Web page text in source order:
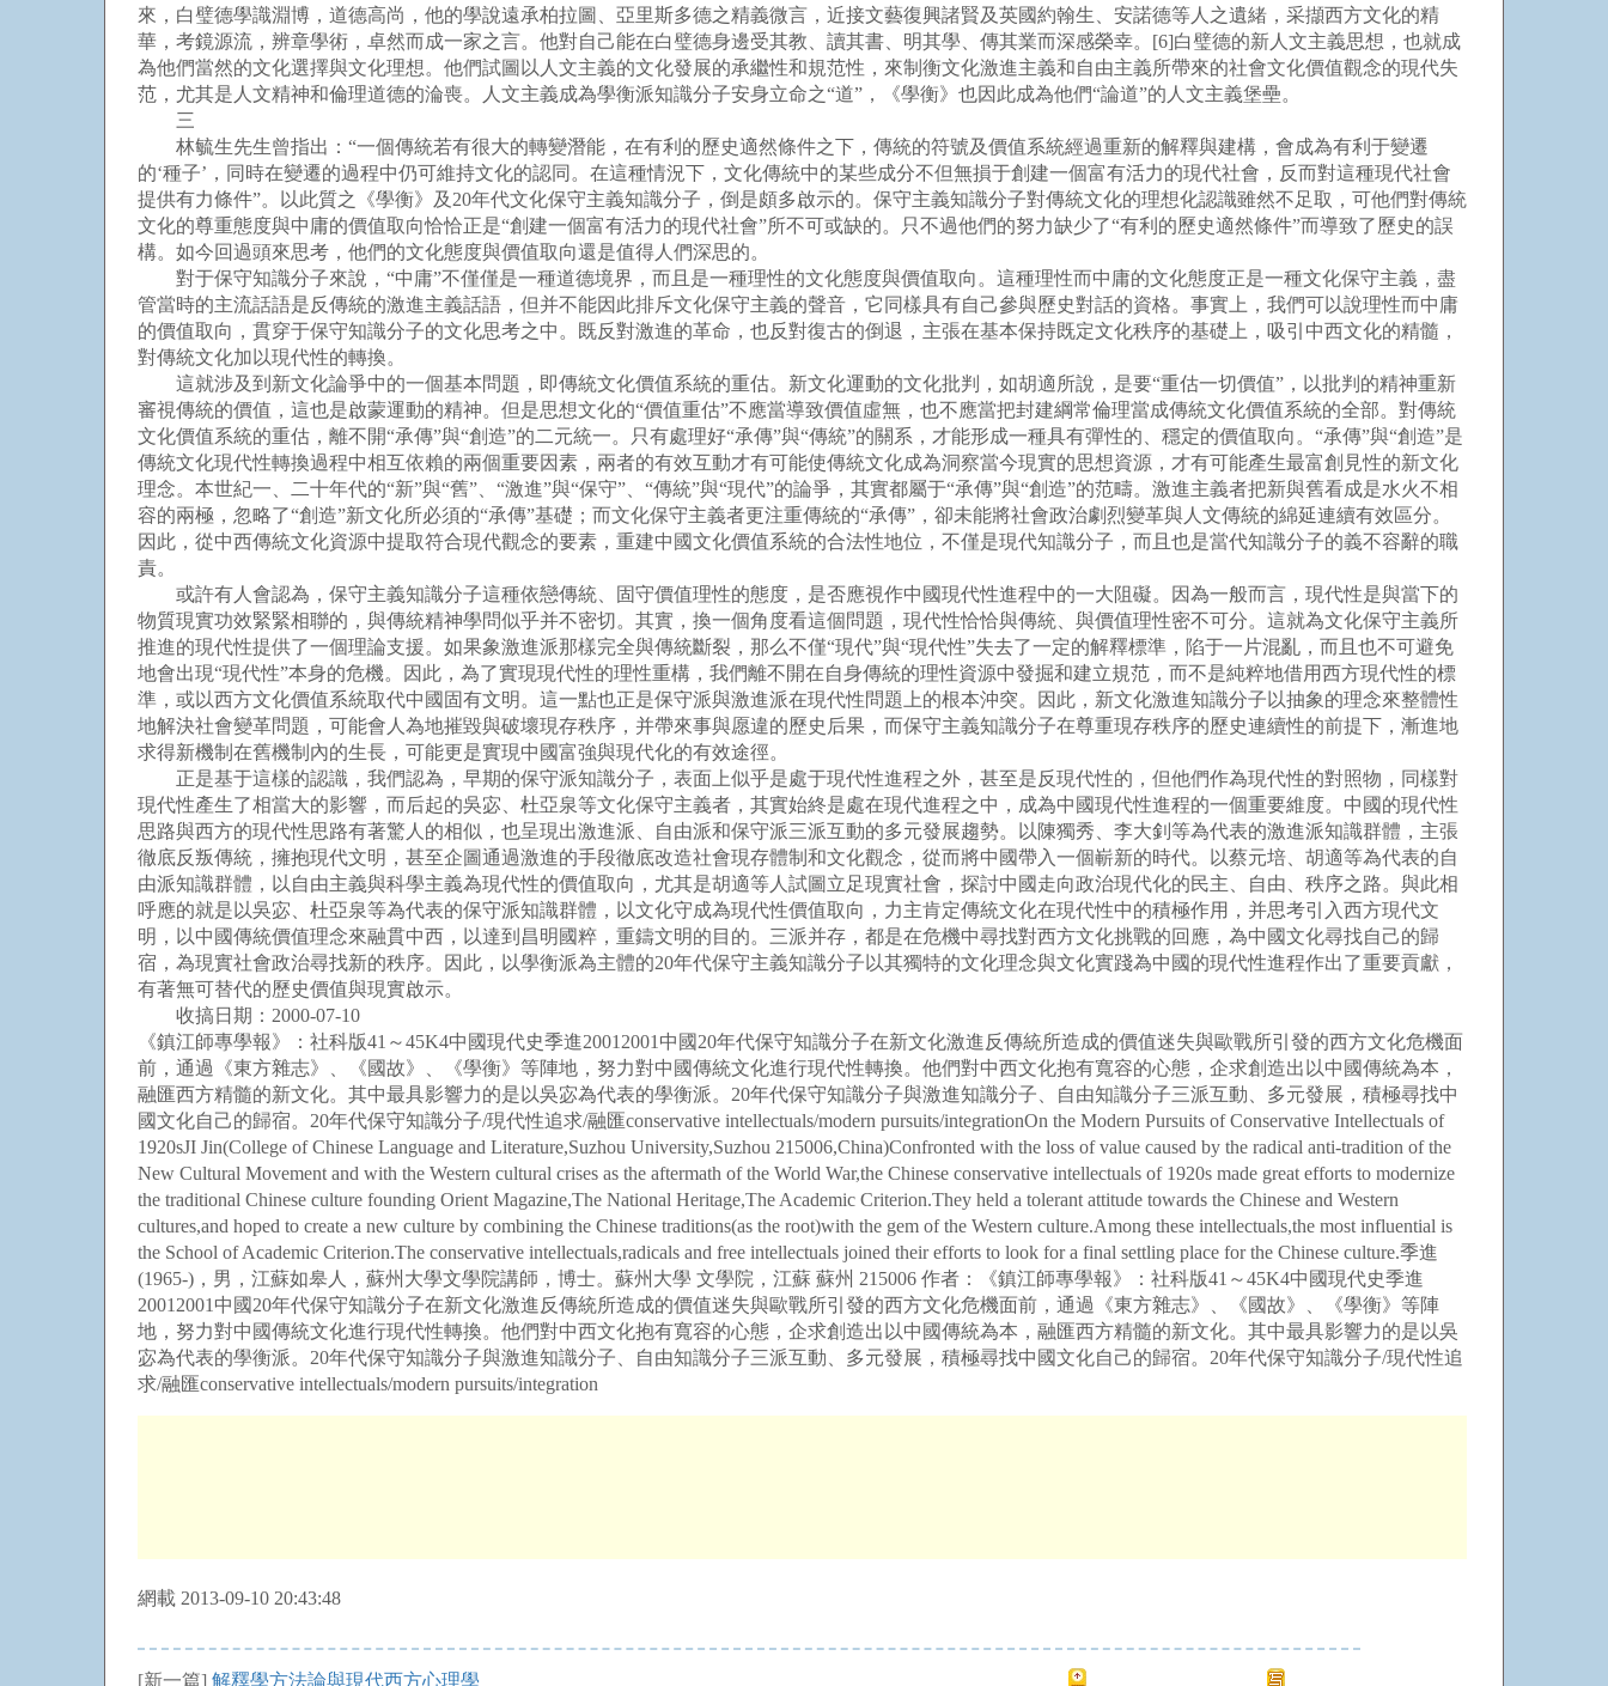
來，白璧德學識淵博，道德高尚，他的學說遠承柏拉圖、亞里斯多德之精義微言，近接文藝復興諸賢及英國約翰生、安諾德等人之遺緒，采擷西方文化的精
華，考鏡源流，辨章學術，卓然而成一家之言。他對自己能在白璧德身邊受其教、讀其書、明其學、傳其業而深感榮幸。[6]白璧德的新人文主義思想，也就成
為他們當然的文化選擇與文化理想。他們試圖以人文主義的文化發展的承繼性和規范性，來制衡文化激進主義和自由主義所帶來的社會文化價值觀念的現代失
范，尤其是人文精神和倫理道德的淪喪。人文主義成為學衡派知識分子安身立命之“道”，《學衡》也因此成為他們“論道”的人文主義堡壘。
三
林毓生先生曾指出：“一個傳統若有很大的轉變潛能，在有利的歷史適然條件之下，傳統的符號及價值系統經過重新的解釋與建構，會成為有利于變遷
的‘種子’，同時在變遷的過程中仍可維持文化的認同。在這種情況下，文化傳統中的某些成分不但無損于創建一個富有活力的現代社會，反而對這種現代社會
提供有力條件”。以此質之《學衡》及20年代文化保守主義知識分子，倒是頗多啟示的。保守主義知識分子對傳統文化的理想化認識雖然不足取，可他們對傳統
文化的尊重態度與中庸的價值取向恰恰正是“創建一個富有活力的現代社會”所不可或缺的。只不過他們的努力缺少了“有利的歷史適然條件”而導致了歷史的誤
構。如今回過頭來思考，他們的文化態度與價值取向還是值得人們深思的。
對于保守知識分子來說，“中庸”不僅僅是一種道德境界，而且是一種理性的文化態度與價值取向。這種理性而中庸的文化態度正是一種文化保守主義，盡
管當時的主流話語是反傳統的激進主義話語，但并不能因此排斥文化保守主義的聲音，它同樣具有自己參與歷史對話的資格。事實上，我們可以說理性而中庸
的價值取向，貫穿于保守知識分子的文化思考之中。既反對激進的革命，也反對復古的倒退，主張在基本保持既定文化秩序的基礎上，吸引中西文化的精髓，
對傳統文化加以現代性的轉換。
這就涉及到新文化論爭中的一個基本問題，即傳統文化價值系統的重估。新文化運動的文化批判，如胡適所說，是要“重估一切價值”，以批判的精神重新
審視傳統的價值，這也是啟蒙運動的精神。但是思想文化的“價值重估”不應當導致價值虛無，也不應當把封建綱常倫理當成傳統文化價值系統的全部。對傳統
文化價值系統的重估，離不開“承傳”與“創造”的二元統一。只有處理好“承傳”與“傳統”的關系，才能形成一種具有彈性的、穩定的價值取向。“承傳”與“創造”是
傳統文化現代性轉換過程中相互依賴的兩個重要因素，兩者的有效互動才有可能使傳統文化成為洞察當今現實的思想資源，才有可能產生最富創見性的新文化
理念。本世紀一、二十年代的“新”與“舊”、“激進”與“保守”、“傳統”與“現代”的論爭，其實都屬于“承傳”與“創造”的范疇。激進主義者把新與舊看成是水火不相
容的兩極，忽略了“創造”新文化所必須的“承傳”基礎；而文化保守主義者更注重傳統的“承傳”，卻未能將社會政治劇烈變革與人文傳統的綿延連續有效區分。
因此，從中西傳統文化資源中提取符合現代觀念的要素，重建中國文化價值系統的合法性地位，不僅是現代知識分子，而且也是當代知識分子的義不容辭的職
責。
或許有人會認為，保守主義知識分子這種依戀傳統、固守價值理性的態度，是否應視作中國現代性進程中的一大阻礙。因為一般而言，現代性是與當下的
物質現實功效緊緊相聯的，與傳統精神學問似乎并不密切。其實，換一個角度看這個問題，現代性恰恰與傳統、與價值理性密不可分。這就為文化保守主義所
推進的現代性提供了一個理論支援。如果象激進派那樣完全與傳統斷裂，那么不僅“現代”與“現代性”失去了一定的解釋標準，陷于一片混亂，而且也不可避免
地會出現“現代性”本身的危機。因此，為了實現現代性的理性重構，我們離不開在自身傳統的理性資源中發掘和建立規范，而不是純粹地借用西方現代性的標
準，或以西方文化價值系統取代中國固有文明。這一點也正是保守派與激進派在現代性問題上的根本沖突。因此，新文化激進知識分子以抽象的理念來整體性
地解決社會變革問題，可能會人為地摧毀與破壞現存秩序，并帶來事與愿違的歷史后果，而保守主義知識分子在尊重現存秩序的歷史連續性的前提下，漸進地
求得新機制在舊機制內的生長，可能更是實現中國富強與現代化的有效途徑。
正是基于這樣的認識，我們認為，早期的保守派知識分子，表面上似乎是處于現代性進程之外，甚至是反現代性的，但他們作為現代性的對照物，同樣對
現代性產生了相當大的影響，而后起的吳宓、杜亞泉等文化保守主義者，其實始終是處在現代進程之中，成為中國現代性進程的一個重要維度。中國的現代性
思路與西方的現代性思路有著驚人的相似，也呈現出激進派、自由派和保守派三派互動的多元發展趨勢。以陳獨秀、李大釗等為代表的激進派知識群體，主張
徹底反叛傳統，擁抱現代文明，甚至企圖通過激進的手段徹底改造社會現存體制和文化觀念，從而將中國帶入一個嶄新的時代。以蔡元培、胡適等為代表的自
由派知識群體，以自由主義與科學主義為現代性的價值取向，尤其是胡適等人試圖立足現實社會，探討中國走向政治現代化的民主、自由、秩序之路。與此相
呼應的就是以吳宓、杜亞泉等為代表的保守派知識群體，以文化守成為現代性價值取向，力主肯定傳統文化在現代性中的積極作用，并思考引入西方現代文
明，以中國傳統價值理念來融貫中西，以達到昌明國粹，重鑄文明的目的。三派并存，都是在危機中尋找對西方文化挑戰的回應，為中國文化尋找自己的歸
宿，為現實社會政治尋找新的秩序。因此，以學衡派為主體的20年代保守主義知識分子以其獨特的文化理念與文化實踐為中國的現代性進程作出了重要貢獻，
有著無可替代的歷史價值與現實啟示。
收搞日期：2000-07-10
《鎮江師專學報》：社科版41～45K4中國現代史季進20012001中國20年代保守知識分子在新文化激進反傳統所造成的價值迷失與歐戰所引發的西方文化危機面
前，通過《東方雜志》、《國故》、《學衡》等陣地，努力對中國傳統文化進行現代性轉換。他們對中西文化抱有寬容的心態，企求創造出以中國傳統為本，
融匯西方精髓的新文化。其中最具影響力的是以吳宓為代表的學衡派。20年代保守知識分子與激進知識分子、自由知識分子三派互動、多元發展，積極尋找中
國文化自己的歸宿。20年代保守知識分子/現代性追求/融匯conservative intellectuals/modern pursuits/integrationOn the Modern Pursuits of Conservative Intellectuals of
1920sJI Jin(College of Chinese Language and Literature,Suzhou University,Suzhou 215006,China)Confronted with the loss of value caused by the radical anti-tradition of the
New Cultural Movement and with the Western cultural crises as the aftermath of the World War,the Chinese conservative intellectuals of 1920s made great efforts to modernize
the traditional Chinese culture founding Orient Magazine,The National Heritage,The Academic Criterion.They held a tolerant attitude towards the Chinese and Western
cultures,and hoped to create a new culture by combining the Chinese traditions(as the root)with the gem of the Western culture.Among these intellectuals,the most influential is
the School of Academic Criterion.The conservative intellectuals,radicals and free intellectuals joined their efforts to look for a final settling place for the Chinese culture.季進
(1965-)，男，江蘇如皋人，蘇州大學文學院講師，博士。蘇州大學 文學院，江蘇 蘇州 215006 作者：《鎮江師專學報》：社科版41～45K4中國現代史季進
20012001中國20年代保守知識分子在新文化激進反傳統所造成的價值迷失與歐戰所引發的西方文化危機面前，通過《東方雜志》、《國故》、《學衡》等陣
地，努力對中國傳統文化進行現代性轉換。他們對中西文化抱有寬容的心態，企求創造出以中國傳統為本，融匯西方精髓的新文化。其中最具影響力的是以吳
宓為代表的學衡派。20年代保守知識分子與激進知識分子、自由知識分子三派互動、多元發展，積極尋找中國文化自己的歸宿。20年代保守知識分子/現代性追
求/融匯conservative intellectuals/modern pursuits/integration
網載 2013-09-10 20:43:48
[新一篇] 解釋學方法論與現代西方心理學